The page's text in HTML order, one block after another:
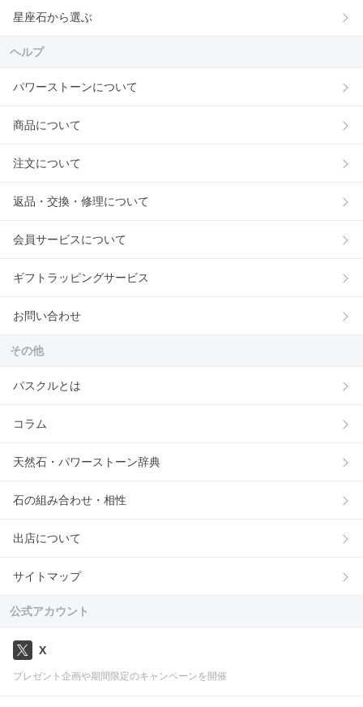
星座石から選ぶ
ヘルプ
パワーストーンについて
商品について
注文について
返品・交換・修理について
会員サービスについて
ギフトラッピングサービス
お問い合わせ
その他
パスクルとは
コラム
天然石・パワーストーン辞典
石の組み合わせ・相性
出店について
サイトマップ
公式アカウント
X
プレゼント企画や期間限定のキャンペーンを開催